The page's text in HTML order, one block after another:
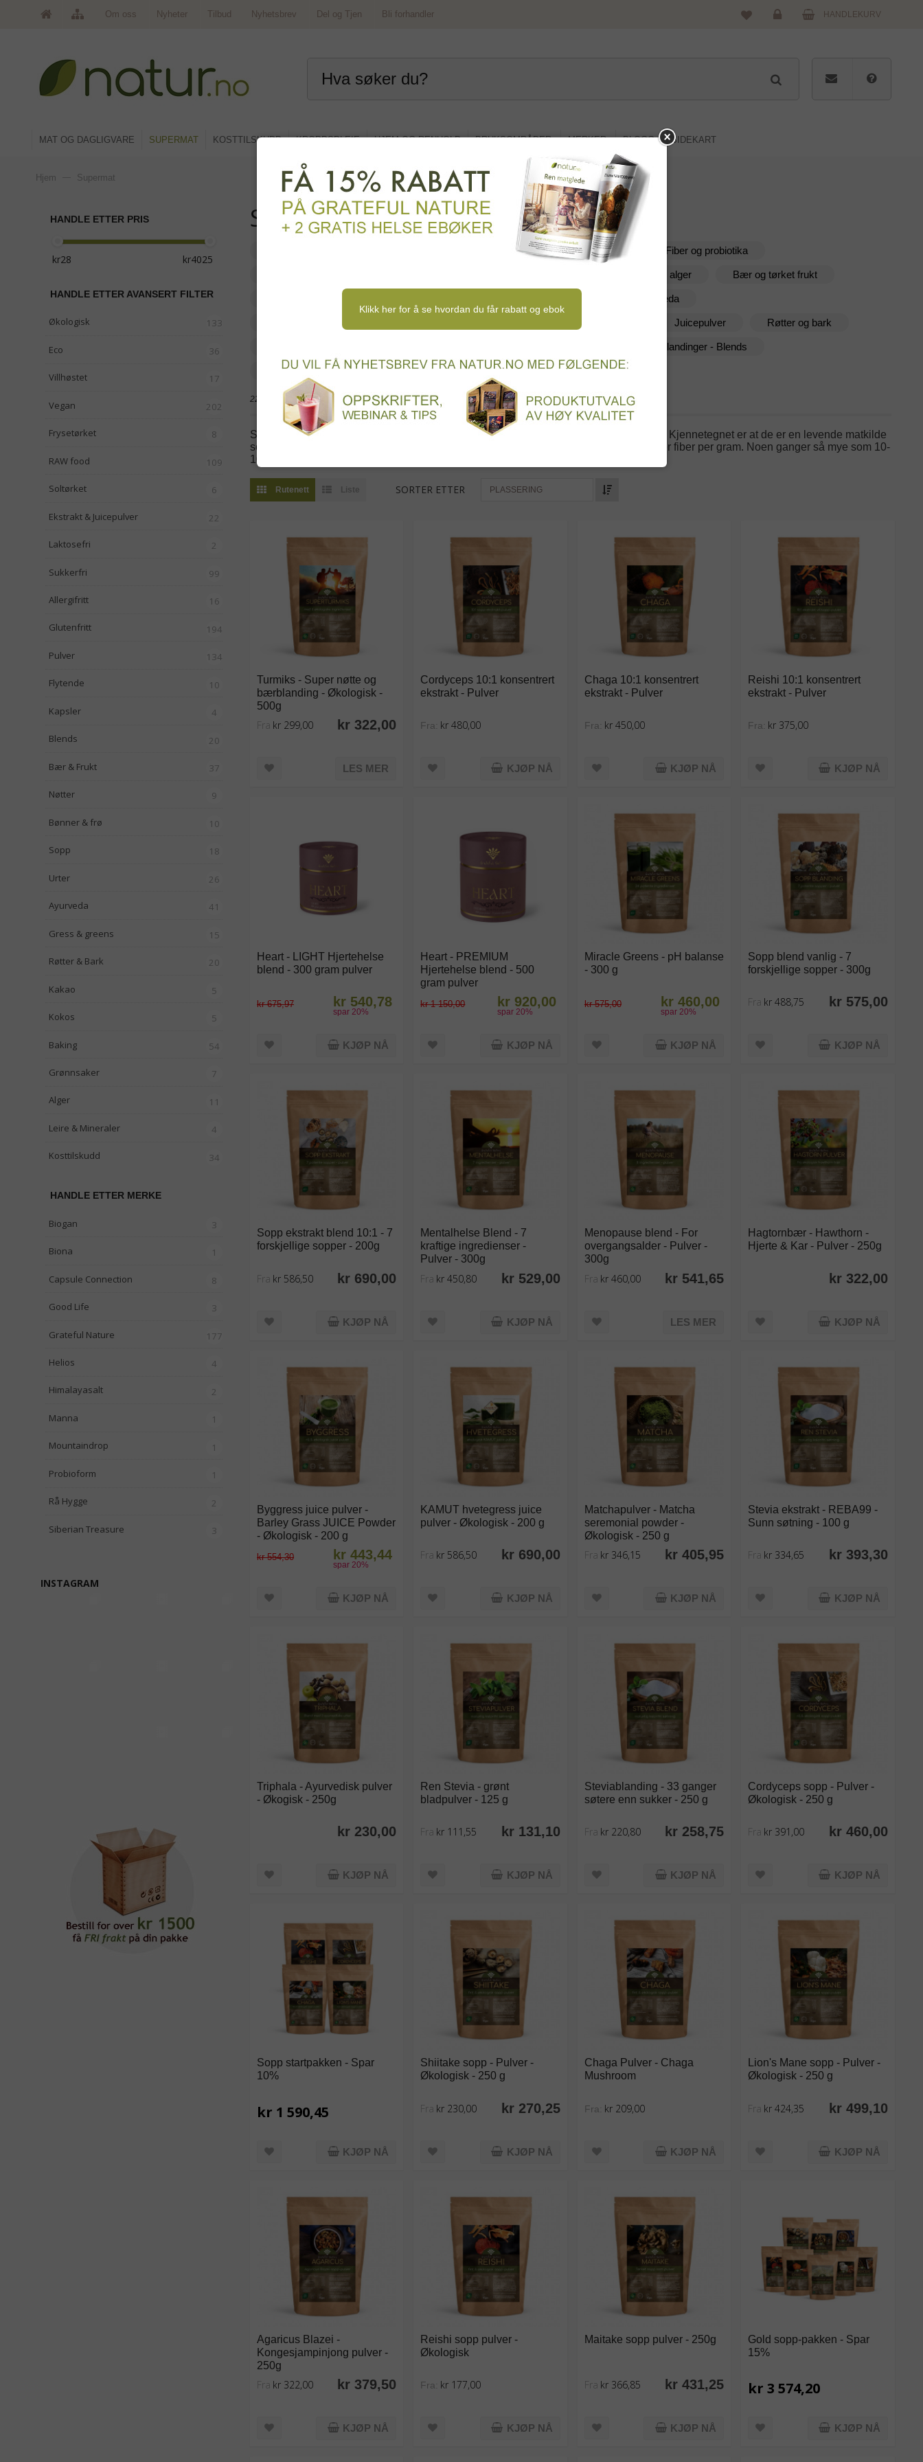
Om oss Nyheter Tilbud Nyhetsbrev Del og Tjen
Bli forhandler
HANDLEKURV
MAT OG DAGLIGVARE SUPERMAT KOSTTILSKUDD KROPPSPLEIE HJEM OG RENHOLD BRUKSOMRÅDER MERKER BLOGG SIDEKART
Hjem Supermat
Supermat
Mye mineraler Enzymer Fiber og probiotika
Chlorella, spirulina og alger Bær og tørket frukt
Urter og ayurveda
Juicepulver Røtter og bark
Blandinger - Blends
Oppskriftsbøker og inspirasjon
229 produkter
Supermat(superfoods) eller næringstett mat er en spesiell kategori mat rett fra naturen. Kjennetegnet er at de er en levende matkilde
som inneholder svært mange næringstoffer, antioksidanter, vitaminer, mineraler og/eller fiber per gram. Noen ganger så mye som 10-
100 ganger så mye næring per gram sammenlignet med vanlig mat.
Rutenett Liste SORTER ETTER PLASSERING
Turmiks - Super nøtte og
bærblanding - Økologisk -
500g
kr 322,00
Fra kr 299,00
LES MER
Cordyceps 10:1 konsentrert
ekstrakt - Pulver
Fra: kr 480,00
KJØP NÅ
Chaga 10:1 konsentrert
ekstrakt - Pulver
Fra: kr 450,00
KJØP NÅ
Reishi 10:1 konsentrert
ekstrakt - Pulver
Fra: kr 375,00
KJØP NÅ
Heart - LIGHT Hjertehelse
blend - 300 gram pulver
kr 675,97 kr 540,78
spar20%
KJØP NÅ
Heart - PREMIUM
Hjertehelse blend - 500
gram pulver
kr 1 150,00 kr 920,00
spar 20%
KJØP NÅ
Miracle Greens - pH balanse
- 300 g
kr 575,00 kr 460,00
spar20%
KJØP NÅ
Sopp blend vanlig - 7
forskjellige sopper - 300g
kr 575,00
Fra kr 488,75
KJØP NÅ
Sopp ekstrakt blend 10:1 - 7
forskjellige sopper - 200g
kr 690,00
Fra kr 586,50
KJØP NÅ
Mentalhelse Blend - 7
kraftige ingredienser -
Pulver - 300g
kr 529,00
Fra kr 450,80
KJØP NÅ
Menopause blend - For
overgangsalder - Pulver -
300g
kr 541,65
Fra kr 460,00
LES MER
Hagtornbær - Hawthorn -
Hjerte & Kar - Pulver - 250g
kr 322,00
KJØP NÅ
Byggress juice pulver -
Barley Grass JUICE Powder
- Økologisk - 200 g
kr 554,30 kr 443,44
spar20%
KJØP NÅ
KAMUT hvetegress juice
pulver - Økologisk - 200 g
kr 690,00
Fra kr 586,50
KJØP NÅ
Matchapulver - Matcha
seremonial powder -
Økologisk - 250 g
kr 405,95
Fra kr 346,15
KJØP NÅ
Stevia ekstrakt - REBA99 -
Sunn søtning - 100 g
kr 393,30
Fra kr 334,65
KJØP NÅ
Triphala - Ayurvedisk pulver
- Økogisk - 250g
kr 230,00
KJØP NÅ
Ren Stevia - grønt
bladpulver - 125 g
kr 131,10
Fra kr 111,55
KJØP NÅ
Steviablanding - 33 ganger
søtere enn sukker - 250 g
kr 258,75
Fra kr 220,80
KJØP NÅ
Cordyceps sopp - Pulver -
Økologisk - 250 g
kr 460,00
Fra kr 391,00
KJØP NÅ
Sopp startpakken - Spar
10%
kr 1 590,45
KJØP NÅ
Shiitake sopp - Pulver -
Økologisk - 250 g
kr 270,25
Fra kr 230,00
KJØP NÅ
Chaga Pulver - Chaga
Mushroom
Fra: kr 209,00
KJØP NÅ
Lion's Mane sopp - Pulver -
Økologisk - 250 g
kr 499,10
Fra kr 424,35
KJØP NÅ
Agaricus Blazei -
Kongesjampinjong pulver -
250g
kr 379,50
Fra kr 322,00
KJØP NÅ
Reishi sopp pulver -
Økologisk
Fra: kr 177,00
KJØP NÅ
Maitake sopp pulver - 250g
kr 431,25
Fra kr 366,85
KJØP NÅ
Gold sopp-pakken - Spar
15%
kr 3 574,20
KJØP NÅ
HANDLE ETTER PRIS
HANDLE ETTER AVANSERT FILTER
Økologisk 133
Eco 36
Villhøstet 17
Vegan 202
Frysetørket 8
RAW food 109
Soltørket 6
Ekstrakt & Juicepulver 22
Laktosefri 2
Sukkerfri 99
Allergifritt 16
Glutenfritt 194
Pulver 134
Flytende 10
Kapsler 4
Blends 20
Bær & Frukt 37
Nøtter 9
Bønner & frø 10
Sopp 18
Urter 26
Ayurveda 41
Gress & greens 15
Røtter & Bark 20
Kakao 5
Kokos 5
Baking 54
Grønnsaker 7
Alger 11
Leire & Mineraler 4
Kosttilskudd 34
HANDLE ETTER MERKE
Biogan 3
Biona 1
Capsule Connection 8
Good Life 3
Grateful Nature 177
Helios 4
Himalayasalt 2
Manna 1
Mountaindrop 1
Probioform 1
Rå Hygge 2
Siberian Treasure 3
INSTAGRAM
Klikk her for å se hvordan du får rabatt og ebok